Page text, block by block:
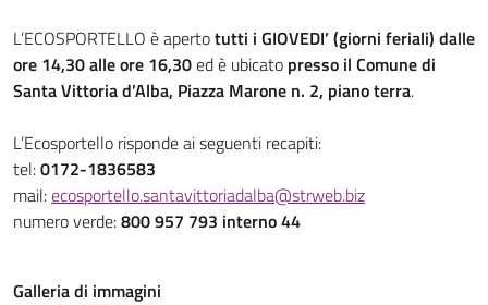
L’ECOSPORTELLO è apertotutti i GIOVEDI’ (giorni feriali) dalle
ore 14,30 alle ore 16,30ed è ubicato presso il Comune di
Santa Vittoria d’Alba, Piazza Marone n. 2, piano terra.
L’Ecosportello risponde ai seguenti recapiti:
tel:0172-1836583
mail:ecosportello.santavittoriadalba@strweb.biz
numero verde:800 957 793 interno 44
Galleria di immagini